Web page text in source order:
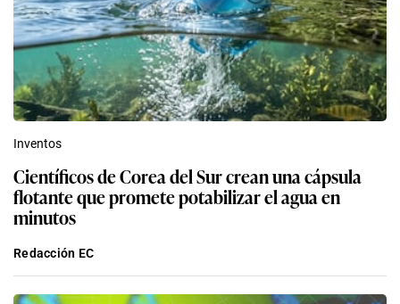
Inventos
Científicos de Corea del Sur crean una cápsula
flotante que promete potabilizar el agua en
minutos
Redacción EC